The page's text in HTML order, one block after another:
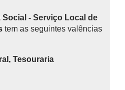
Social - Serviço Local de
tem as seguintes valências
Tesouraria